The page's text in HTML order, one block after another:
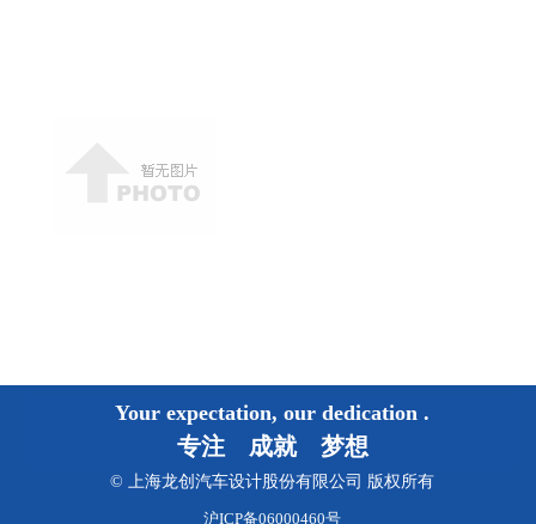
Your expectation, our dedication .
专注 成就 梦想
© 上海龙创汽车设计股份有限公司 版权所有
沪ICP备06000460号